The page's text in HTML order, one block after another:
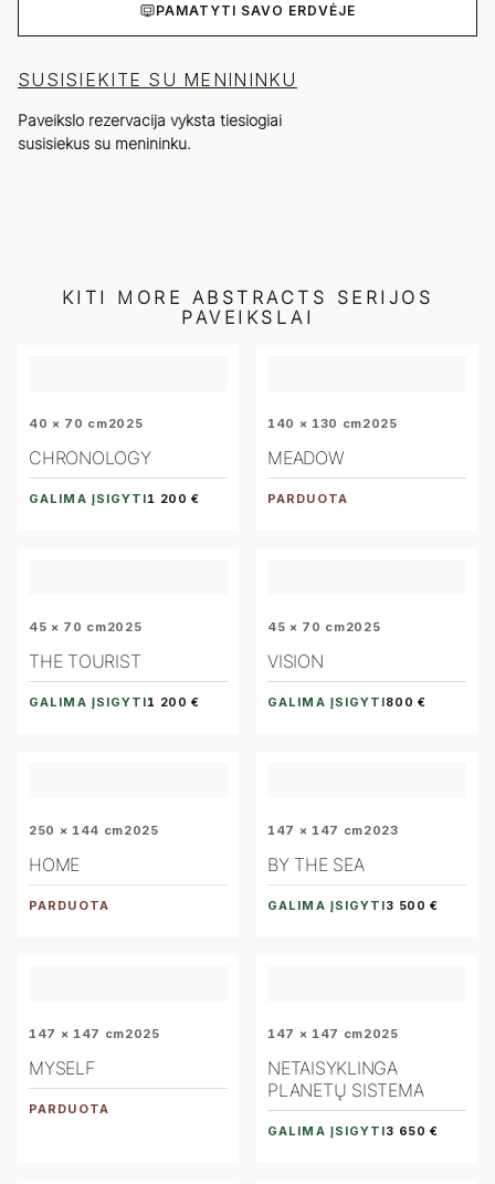
PAMATYTI SAVO ERDVĖJE
SUSISIEKITE SU MENININKU
Paveikslo rezervacija vyksta tiesiogiai
susisiekus su menininku.
KITI MORE ABSTRACTS
SERIJOS
PAVEIKSLAI
40 × 70 cm2025
CHRONOLOGY
GALIMA ĮSIGYTI1 200 €
140 × 130 cm2025
MEADOW
PARDUOTA
45 × 70 cm2025
THE TOURIST
GALIMA ĮSIGYTI1 200 €
45 × 70 cm2025
VISION
GALIMA ĮSIGYTI800 €
250 × 144 cm2025
HOME
PARDUOTA
147 × 147 cm2023
BY THE SEA
GALIMA ĮSIGYTI3 500 €
147 × 147 cm2025
MYSELF
PARDUOTA
147 × 147 cm2025
NETAISYKLINGA
PLANETŲ SISTEMA
GALIMA ĮSIGYTI3 650 €